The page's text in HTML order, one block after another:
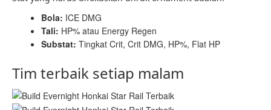
Bola: ICE DMG
Tali: HP% atau Energy Regen
Substat: Tingkat Crit, Crit DMG, HP%, Flat HP
Tim terbaik setiap malam